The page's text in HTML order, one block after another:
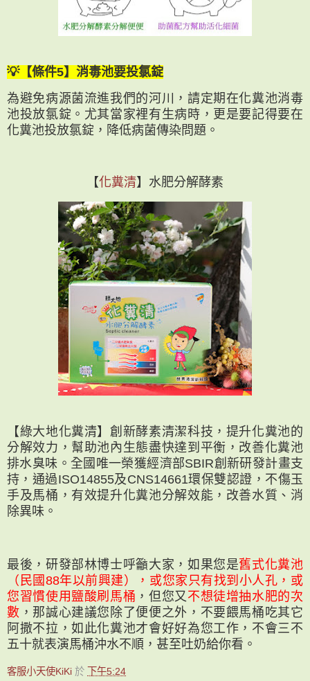
💡【條件5】消毒池要投氯錠
為避免病源菌流進我們的河川，請定期在化糞池消毒
池投放氯錠。尤其當家裡有生病時，更是要記得要在
化糞池投放氯錠，降低病菌傳染問題。
【化糞清】水肥分解酵素
【綠大地化糞清】創新酵素清潔科技，提升化糞池的
分解效力，幫助池內生態盡快達到平衡，改善化糞池
排水臭味。全國唯一榮獲經濟部SBIR創新研發計畫支
持，通過ISO14855及CNS14661環保雙認證，不傷玉
手及馬桶，有效提升化糞池分解效能，改善水質、消
除異味。
最後，研發部林博士呼籲大家，如果您是舊式化糞池
（民國88年以前興建），或您家只有找到小人孔，或
您習慣使用鹽酸刷馬桶 ，但您又 不想徒增抽水肥的次
數 ，那誠心建議您除了便便之外，不要餵馬桶吃其它
阿撒不拉，如此化糞池才會好好為您工作，不會三不
五十就表演馬桶沖水不順，甚至吐奶給你看。
客服小天使KiKi 於 下午5:24